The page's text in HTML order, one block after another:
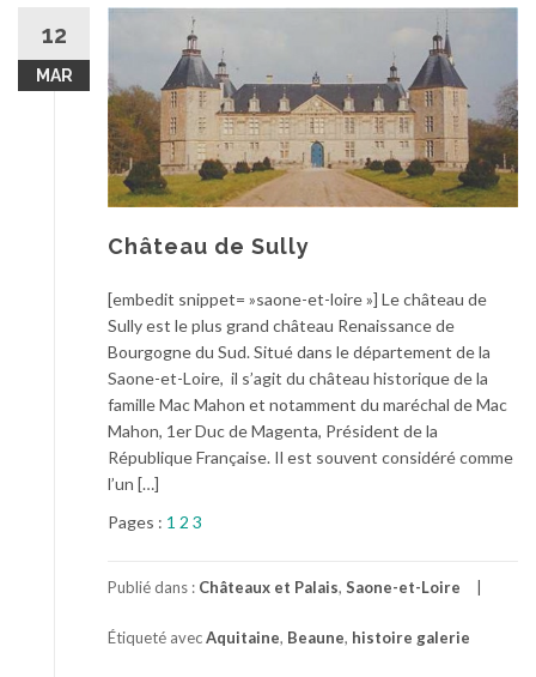
12
MAR
Château de Sully
[embedit snippet= »saone-et-loire »] Le château de
Sully est le plus grand château Renaissance de
Bourgogne du Sud. Situé dans le département de la
Saone-et-Loire, il s’agit du château historique de la
famille Mac Mahon et notamment du maréchal de Mac
Mahon, 1er Duc de Magenta, Président de la
République Française. Il est souvent considéré comme
l’un […]
Pages : 1 2 3
Publié dans : Châteaux et Palais, Saone-et-Loire
Étiqueté avecAquitaine, Beaune, histoire galerie